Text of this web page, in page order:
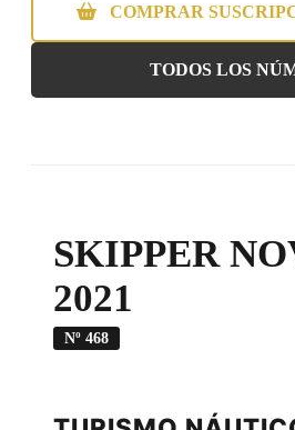
COMPRAR
TODOS LOS
SKIPPER
2021
Nº 468